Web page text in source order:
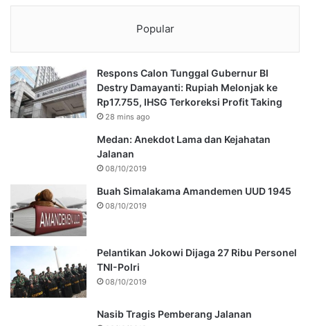
Popular
Respons Calon Tunggal Gubernur BI
Destry Damayanti: Rupiah Melonjak ke
Rp17.755, IHSG Terkoreksi Profit Taking
28 mins ago
Medan: Anekdot Lama dan Kejahatan
Jalanan
08/10/2019
Buah Simalakama Amandemen UUD 1945
08/10/2019
Pelantikan Jokowi Dijaga 27 Ribu Personel
TNI-Polri
08/10/2019
Nasib Tragis Pemberang Jalanan